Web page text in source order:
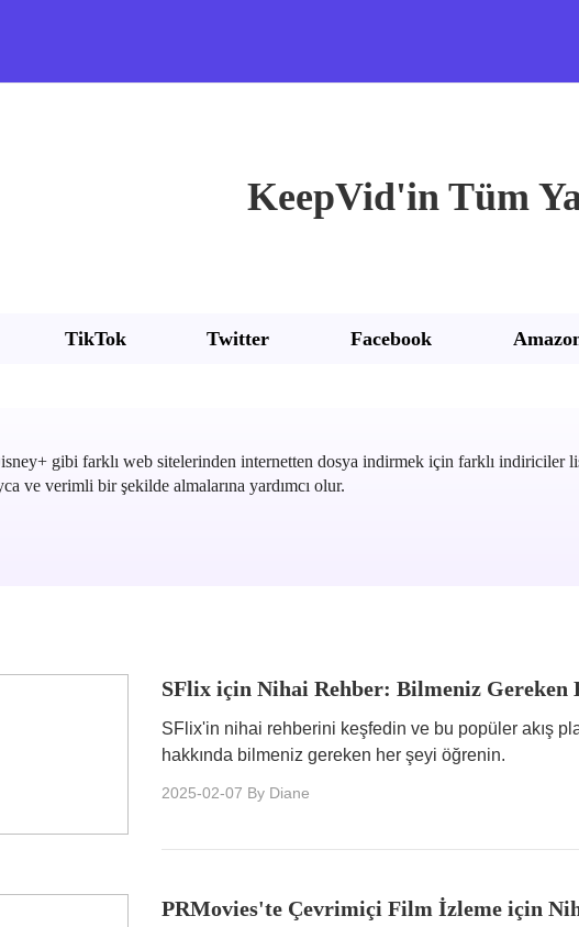
KeepVid'in Tüm
TikTok Twitter Facebook
gibi farklı web sitelerinden internetten dosya indirmek için farklı indiriciler
ve verimli bir şekilde almalarına yardımcı olur.
SFlix için Nihai Rehber: Bilmeniz Gereken
SFlix'in nihai rehberini keşfedin ve bu popüler akış
hakkında bilmeniz gereken her şeyi öğrenin.
2025-02-07 By Diane
PRMovies'te Çevrimiçi Film İzleme için